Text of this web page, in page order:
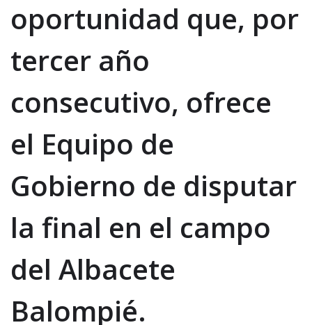
oportunidad que, por
tercer año
consecutivo, ofrece
el Equipo de
Gobierno de disputar
la final en el campo
del Albacete
Balompié.